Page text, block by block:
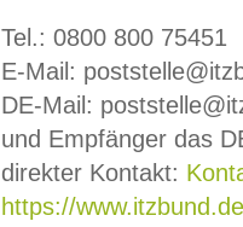
Tel.: 0800 800 75451
E-Mail:
DE-Mail:
und Empfänger das
direkter Kontakt:
https://